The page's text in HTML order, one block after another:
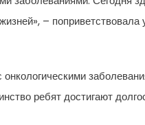
– поприветствовала
ребят достигают